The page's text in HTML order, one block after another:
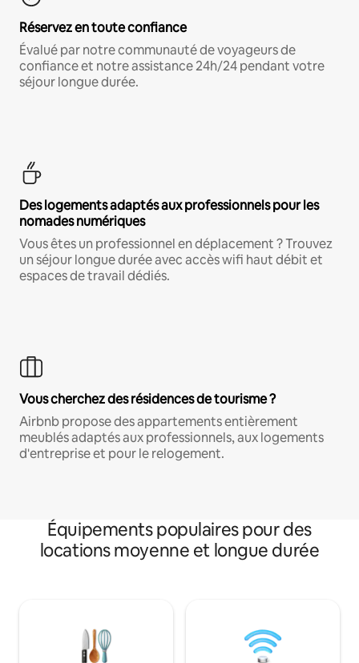
Réservez en toute confiance
Évalué par notre communauté de voyageurs de
confiance et notre assistance 24h/24 pendant votre
séjour longue durée.
Des logements adaptés aux professionnels pour les
nomades numériques
Vous êtes un professionnel en déplacement ? Trouvez
un séjour longue durée avec accès wifi haut débit et
espaces de travail dédiés.
Vous cherchez des résidences de tourisme ?
Airbnb propose des appartements entièrement
meublés adaptés aux professionnels, aux logements
d'entreprise et pour le relogement.
Équipements populaires pour des
locations moyenne et longue durée